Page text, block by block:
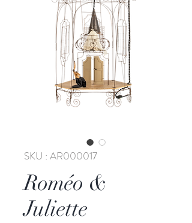
SKU : AR000017
Roméo &
Juliette